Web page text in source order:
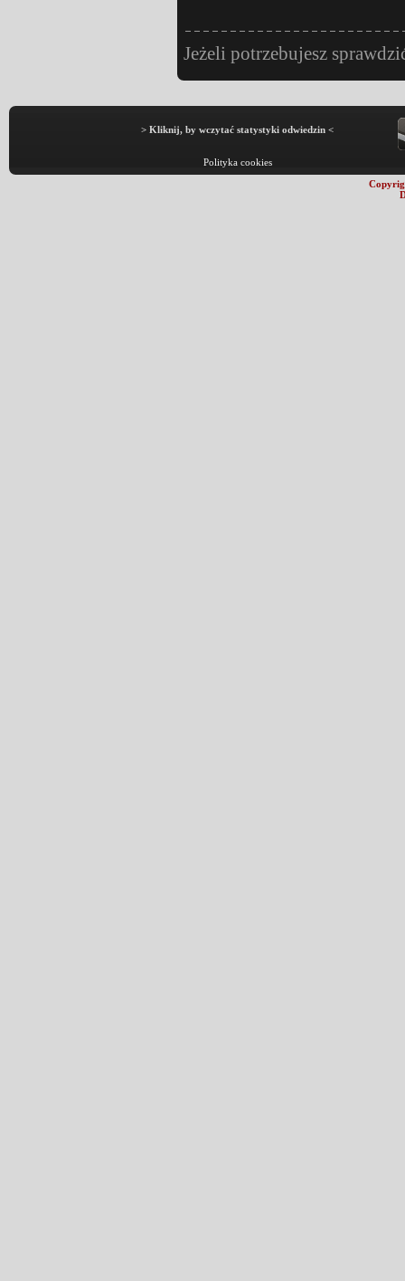
Jeżeli potrzebujesz
> Kliknij, by wczytać statystyki odwiedzin <
Polityka cookies